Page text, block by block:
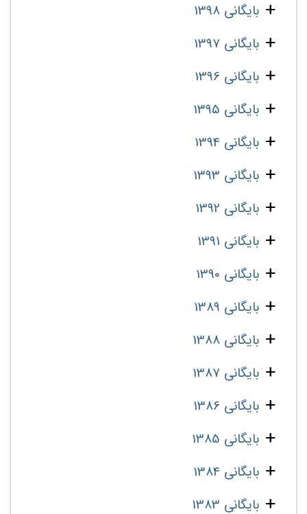
بایگانی 1398
بایگانی 1397
بایگانی 1396
بایگانی 1395
بایگانی 1394
بایگانی 1393
بایگانی 1392
بایگانی 1391
بایگانی 1390
بایگانی 1389
بایگانی 1388
بایگانی 1387
بایگانی 1386
بایگانی 1385
بایگانی 1384
بایگانی 1383